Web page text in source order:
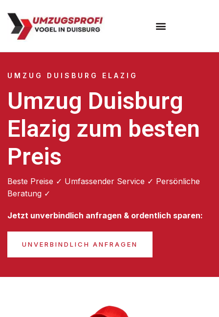
UMZUG DUISBURG ELAZIG
Umzug Duisburg
Elazig zum besten
Preis
Beste Preise ✓ Umfassender Service ✓ Persönliche
Beratung ✓
Jetzt unverbindlich anfragen & ordentlich sparen:
UNVERBINDLICH ANFRAGEN